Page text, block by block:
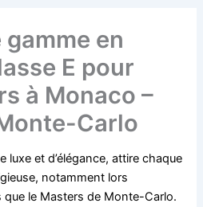
en
E pour
à Monaco –
Carlo
luxe et d’élégance, attire chaque
notamment lors
que le Masters de Monte-Carlo.